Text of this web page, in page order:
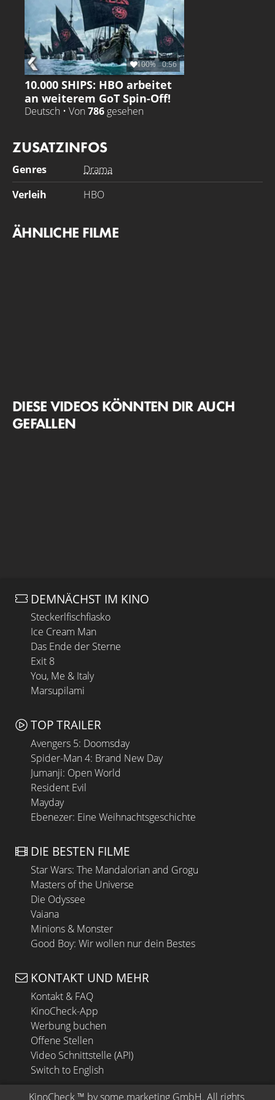
vor "Game of Thrones" statt. Nymeria siedelt ihr Volk in
Westeros an und heiratet Lord Mors Martell. Die
Vorfahrin des Hauses Martell gilt als Mitbegründerin des
Königreichs Dorne.
100% 0:56
10.000 SHIPS: HBO arbeitet
an weiterem GoT Spin-Off!
Deutsch • Von 786 gesehen
ZUSATZINFOS
Genres
Drama
Verleih
HBO
ÄHNLICHE FILME
DIESE VIDEOS KÖNNTEN DIR AUCH
GEFALLEN
DEMNÄCHST IM KINO
Steckerlfischfiasko
Ice Cream Man
Das Ende der Sterne
Exit 8
You, Me & Italy
Marsupilami
TOP TRAILER
Avengers 5: Doomsday
Spider-Man 4: Brand New Day
Jumanji: Open World
Resident Evil
Mayday
Ebenezer: Eine Weihnachtsgeschichte
DIE BESTEN FILME
Star Wars: The Mandalorian and Grogu
Masters of the Universe
Die Odyssee
Vaiana
Minions & Monster
Good Boy: Wir wollen nur dein Bestes
KONTAKT UND MEHR
Kontakt & FAQ
KinoCheck-App
Werbung buchen
Offene Stellen
Video Schnittstelle (API)
Switch to English
KinoCheck ™ by some.marketing GmbH. All rights